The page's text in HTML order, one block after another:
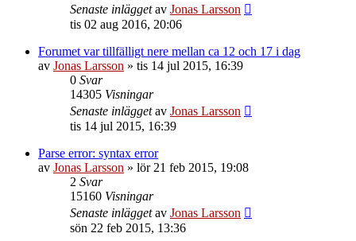
Senaste inläggetav Jonas Larsson
tis 02 aug 2016, 20:06
Forumet var tillfälligt nere mellan ca 12 och 17 i dag
av Jonas Larsson » tis 14 jul 2015, 16:39
0 Svar
14305 Visningar
Senaste inläggetav Jonas Larsson
tis 14 jul 2015, 16:39
Parse error: syntax error
av Jonas Larsson » lör 21 feb 2015, 19:08
2 Svar
15160 Visningar
Senaste inläggetav Jonas Larsson
sön 22 feb 2015, 13:36